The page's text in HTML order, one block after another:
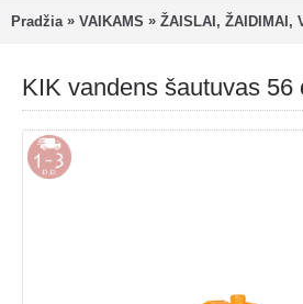
Pradžia » VAIKAMS » ŽAISLAI, ŽAIDIMAI,
KIK vandens šautuvas 56